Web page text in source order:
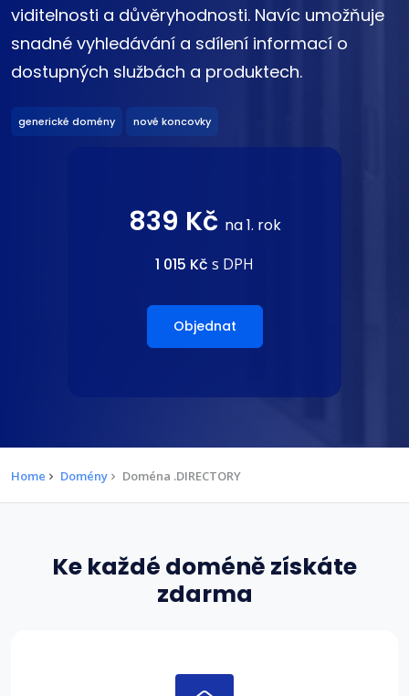
viditelnosti a důvěryhodnosti. Navíc umožňuje
snadné vyhledávání a sdílení informací o
dostupných službách a produktech.
generické domény nové koncovky
839 Kč na 1. rok
1 015 Kč s DPH
Objednat
Home Domény Doména .DIRECTORY
Ke každé doméně získáte
zdarma